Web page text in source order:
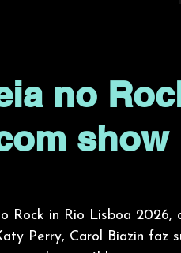
no
show
Rock in Rio Lisboa 2026,
Perry, Carol Biazin faz